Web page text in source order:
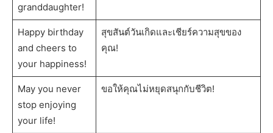
granddaughter!
Happy birthday
and cheers to
your happiness!
สุขสันต์วันเกิดและเชียร์ความสุขของ
คุณ!
May you never
stop enjoying
your life!
ขอให้คุณไม่หยุดสนุกกับชีวิต!